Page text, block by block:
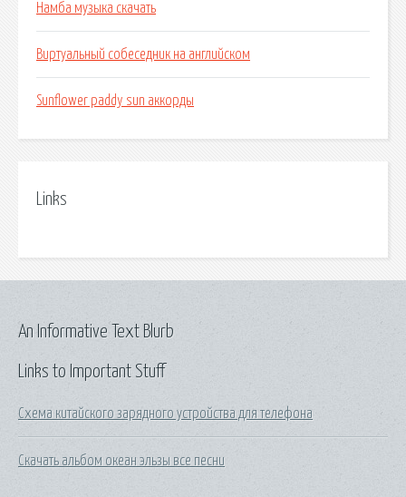
Намба музыка скачать
Виртуальный собеседник на английском
Sunflower paddy sun аккорды
Links
Links to Important Stuff
Схема китайского зарядного устройства для телефона
Скачать альбом океан эльзы все песни
An Informative Text Blurb